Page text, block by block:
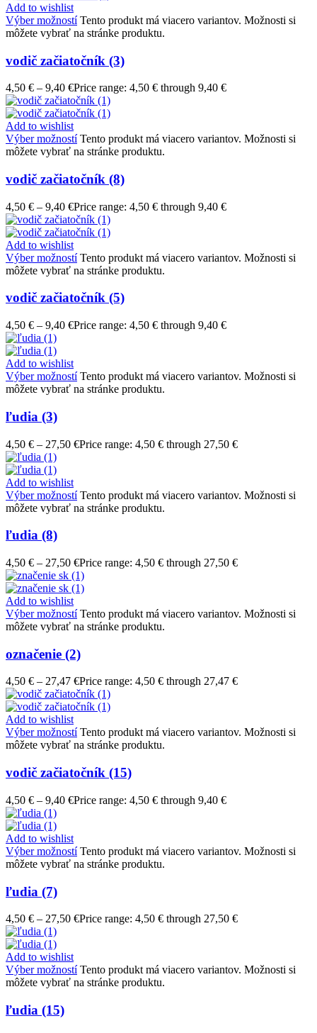
Add to wishlist
Výber možností Tento produkt má viacero variantov. Možnosti si
môžete vybrať na stránke produktu.
vodič začiatočník (3)
4,50 € – 9,40 €Price range: 4,50 € through 9,40 €
Add to wishlist
Výber možností Tento produkt má viacero variantov. Možnosti si
môžete vybrať na stránke produktu.
vodič začiatočník (8)
4,50 € – 9,40 €Price range: 4,50 € through 9,40 €
Add to wishlist
Výber možností Tento produkt má viacero variantov. Možnosti si
môžete vybrať na stránke produktu.
vodič začiatočník (5)
4,50 € – 9,40 €Price range: 4,50 € through 9,40 €
Add to wishlist
Výber možností Tento produkt má viacero variantov. Možnosti si
môžete vybrať na stránke produktu.
ľudia (3)
4,50 € – 27,50 €Price range: 4,50 € through 27,50 €
Add to wishlist
Výber možností Tento produkt má viacero variantov. Možnosti si
môžete vybrať na stránke produktu.
ľudia (8)
4,50 € – 27,50 €Price range: 4,50 € through 27,50 €
Add to wishlist
Výber možností Tento produkt má viacero variantov. Možnosti si
môžete vybrať na stránke produktu.
označenie (2)
4,50 € – 27,47 €Price range: 4,50 € through 27,47 €
Add to wishlist
Výber možností Tento produkt má viacero variantov. Možnosti si
môžete vybrať na stránke produktu.
vodič začiatočník (15)
4,50 € – 9,40 €Price range: 4,50 € through 9,40 €
Add to wishlist
Výber možností Tento produkt má viacero variantov. Možnosti si
môžete vybrať na stránke produktu.
ľudia (7)
4,50 € – 27,50 €Price range: 4,50 € through 27,50 €
Add to wishlist
Výber možností Tento produkt má viacero variantov. Možnosti si
môžete vybrať na stránke produktu.
ľudia (15)